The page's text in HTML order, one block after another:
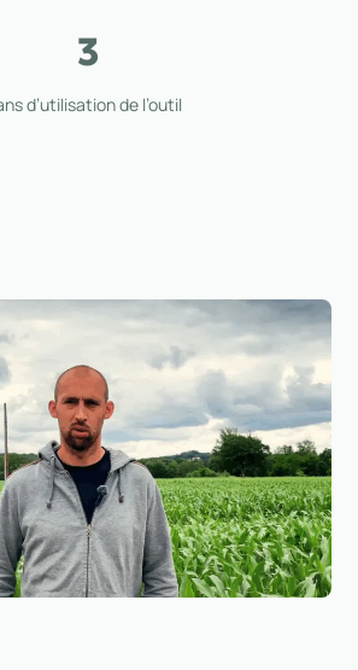
3
d’utilisation de l’outil